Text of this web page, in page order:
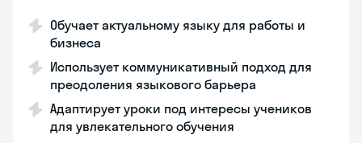
Обучает актуальному языку для работы и
бизнеса
Использует коммуникативный подход для
преодоления языкового барьера
Адаптирует уроки под интересы учеников
для увлекательного обучения